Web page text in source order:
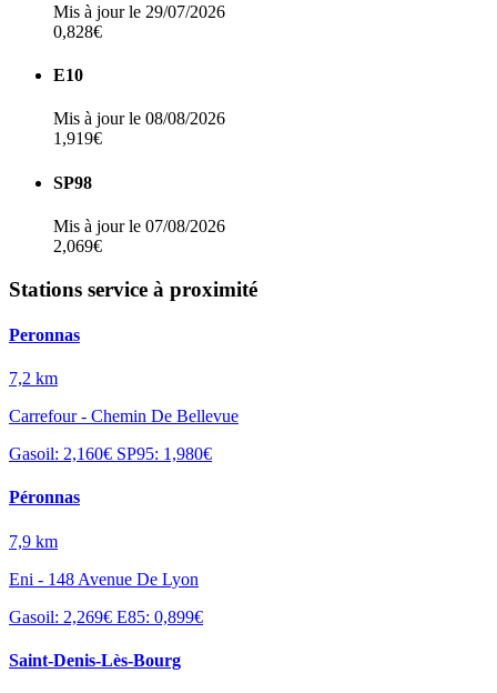
Mis à jour le 29/07/2026
0,828€
E10
Mis à jour le 08/08/2026
1,919€
SP98
Mis à jour le 07/08/2026
2,069€
Stations service à proximité
Peronnas
7,2 km
Carrefour - Chemin De Bellevue
Gasoil: 2,160€ SP95: 1,980€
Péronnas
7,9 km
Eni - 148 Avenue De Lyon
Gasoil: 2,269€ E85: 0,899€
Saint-Denis-Lès-Bourg